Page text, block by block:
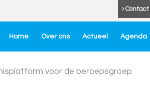
›
Home Over ons Actueel Agenda
voor de beroepsgroep